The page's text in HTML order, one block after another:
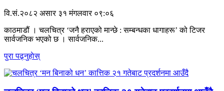
वि.सं.२०८२ असार ३१ मंगलवार ०९:०६
काठमाडौं । चलचित्र ‘जनै हराएको मान्छे : सम्बन्धका धागाहरू’ को टिजर
सार्वजनिक भएको छ । सार्वजनिक...
पुरा पढ्नुहाेस्